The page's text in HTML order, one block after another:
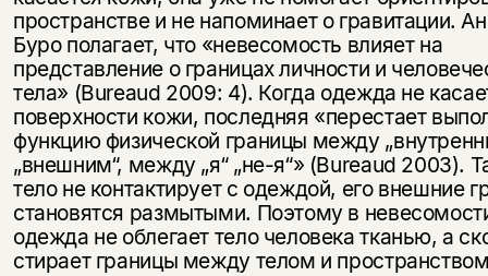
пространстве и не напоминает о гравитации.
Буро полагает, что «невесомость влияет на
представление о границах личности и
тела» (Bureaud 2009: 4). Когда одежда не
поверхности кожи, последняя «перестает
функцию физической границы между
„внешним“, между „я“ „не-я“» (Bureaud 2003).
тело не контактирует с одеждой, его внешние
становятся размытыми. Поэтому в
одежда не облегает тело человека тканью, а
стирает границы между телом и